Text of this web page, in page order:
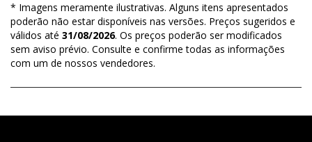
* Imagens meramente ilustrativas. Alguns itens apresentados
poderão não estar disponíveis nas versões. Preços sugeridos e
válidos até 31/08/2026. Os preços poderão ser modificados
sem aviso prévio. Consulte e confirme todas as informações
com um de nossos vendedores.